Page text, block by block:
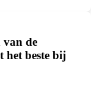
van de
het beste bij